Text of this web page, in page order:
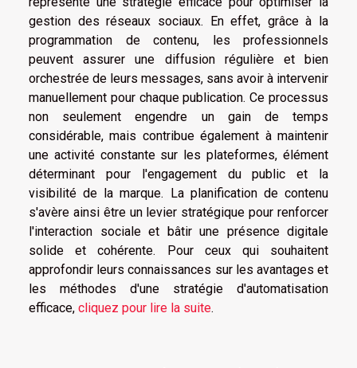
gestion des réseaux sociaux. En effet, grâce à la
programmation de contenu, les professionnels
peuvent assurer une diffusion régulière et bien
orchestrée de leurs messages, sans avoir à intervenir
manuellement pour chaque publication. Ce processus
non seulement engendre un gain de temps
considérable, mais contribue également à maintenir
une activité constante sur les plateformes, élément
déterminant pour l'engagement du public et la
visibilité de la marque. La planification de contenu
s'avère ainsi être un levier stratégique pour renforcer
l'interaction sociale et bâtir une présence digitale
solide et cohérente. Pour ceux qui souhaitent
approfondir leurs connaissances sur les avantages et
les méthodes d'une stratégie d'automatisation
efficace, cliquez pour lire la suite.